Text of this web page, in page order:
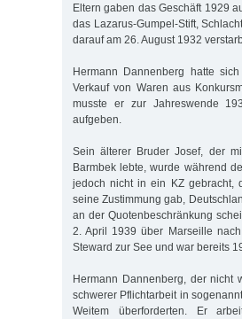
Eltern gaben das Geschäft 1929
das Lazarus-Gumpel-Stift,
darauf am 26. August 1932
Hermann Dannenberg hatte
Verkauf von Waren aus
musste er zur Jahreswende
aufgeben.
Sein älterer Bruder Josef, der
Barmbek lebte, wurde während
jedoch nicht in ein KZ gebracht,
seine Zustimmung gab,
an der Quotenbeschränkung
2. April 1939 über Marseille
Steward zur See und war bereits
Hermann Dannenberg, der nicht
schwerer Pflichtarbeit in
Weitem überforderten. Er